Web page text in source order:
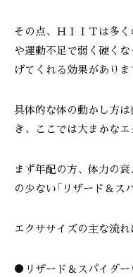
その点、ＨＩＩＴは多
や運動不足で弱く硬く
げてくれる効果がありま
具体的な体の動かし方
き、ここでは大まかなエ
まず年配の方、体力の
の少ない「リザード＆ス
エクササイズの主な流れ
●リザード＆スパイダー